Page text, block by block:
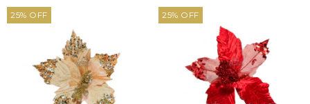
25% OFF 25% OFF